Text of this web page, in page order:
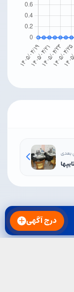
بعدی
درج آگهی